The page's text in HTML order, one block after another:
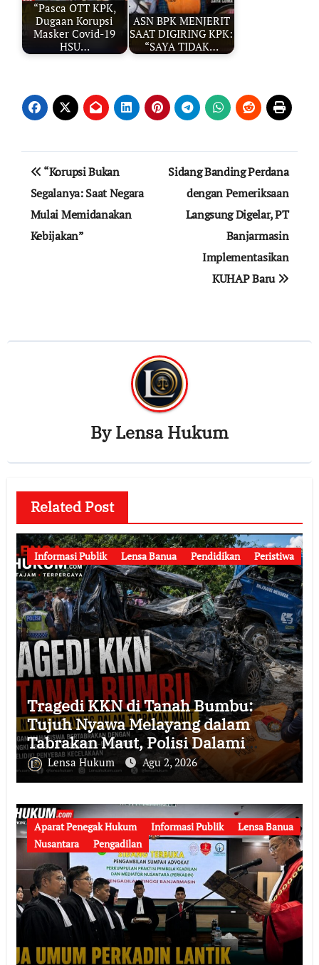
“Pasca OTT KPK,
Dugaan Korupsi
Masker Covid-19
HSU…
ASN BPK MENJERIT
SAAT DIGIRING KPK:
“SAYA TIDAK…
pos “Korupsi Bukan
Segalanya: Saat Negara
Mulai Memidanakan
Kebijakan”
Sidang Banding Perdana
dengan Pemeriksaan
Langsung Digelar, PT
Banjarmasin
Implementasikan
KUHAP Baru
ByLensa Hukum
Related Post
Informasi Publik Lensa Banua Pendidikan Peristiwa
Tragedi KKN di Tanah Bumbu:
Tujuh Nyawa Melayang dalam
Tabrakan Maut, Polisi Dalami
Seluruh Faktor Penyebab
Kecelakaan
Lensa Hukum Agu 2, 2026
Aparat Penegak Hukum Informasi Publik
Lensa Banua
Nusantara
Pengadilan